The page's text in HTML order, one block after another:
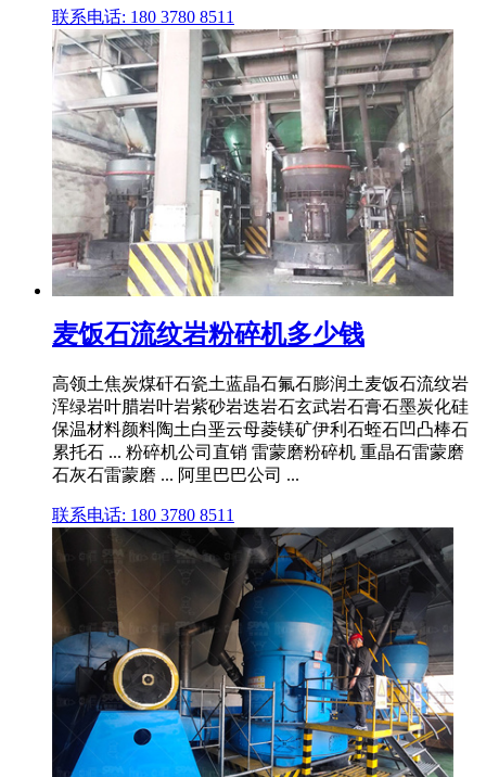
联系电话: 180 3780 8511
麦饭石流纹岩粉碎机多少钱
高领土焦炭煤矸石瓷土蓝晶石氟石膨润土麦饭石流纹岩
浑绿岩叶腊岩叶岩紫砂岩迭岩石玄武岩石膏石墨炭化硅
保温材料颜料陶土白垩云母菱镁矿伊利石蛭石凹凸棒石
累托石 ... 粉碎机公司直销 雷蒙磨粉碎机 重晶石雷蒙磨
石灰石雷蒙磨 ... 阿里巴巴公司 ...
联系电话: 180 3780 8511